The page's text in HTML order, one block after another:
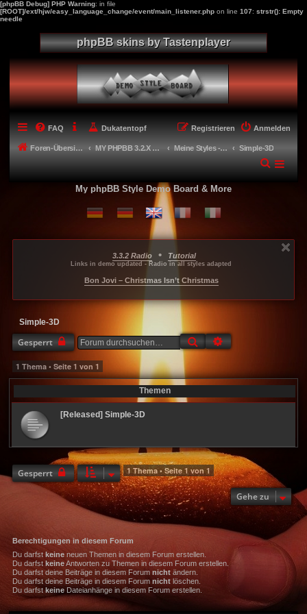
[phpBB Debug] PHP Warning: in file
[ROOT]/ext/hjw/easy_language_change/event/main_listener.php on line 107: strstr(): Empty
needle
phpBB skins by Tastenplayer
FAQ Dukatentopf Anmelden
Registrieren
Foren-Übersicht MY PHPBB 3.2.X STYLES Meine Styles - My style creations Simple-3D
My phpBB Style Demo Board & More
3.3.2 Radio • Tutorial
Links in demo updated - Radio in all styles adapted
Bon Jovi – Christmas Isn’t Christmas
Simple-3D
Gesperrt Suche
1 Thema • Seite 1 von 1
Themen
[Released] Simple-3D
Gesperrt 1 Thema • Seite 1 von 1
Gehe zu
Berechtigungen in diesem Forum
Du darfst keineneuen Themen in diesem Forum erstellen.
Du darfstkeineAntworten zu Themen in diesem Forum erstellen.
Du darfst deine Beiträge in diesem Forum nichtändern.
Du darfst deine Beiträge in diesem Forum nichtlöschen.
Du darfstkeineDateianhänge in diesem Forum erstellen.